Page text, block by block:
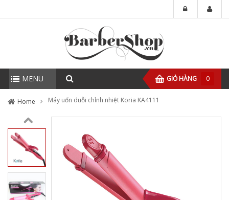
MENU GIỎ HÀNG 0
Home Máy uốn duỗi chỉnh nhiệt Koria KA4111